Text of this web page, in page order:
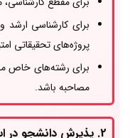
برای کارشناسی ارشد
پروژه‌های تحقیقاتی
مصاحبه باشد.
2. پذیرش دانشجو در استرالیا